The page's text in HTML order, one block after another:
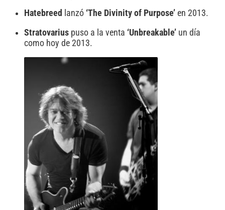
Hatebreed lanzó ‘The Divinity of Purpose’ en 2013.
Stratovarius puso a la venta ‘Unbreakable’ un día
como hoy de 2013.